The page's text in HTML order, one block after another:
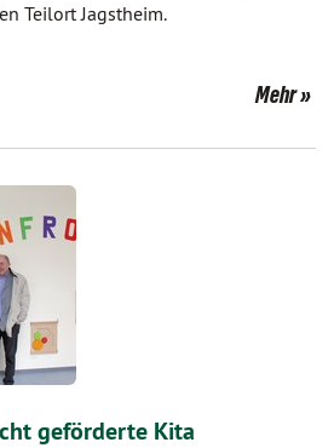
Teilort Jagstheim.
Mehr
geförderte Kita